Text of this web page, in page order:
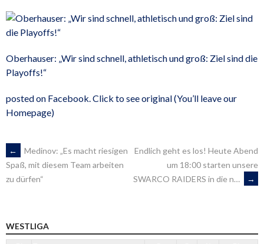
Oberhauser: „Wir sind schnell, athletisch und groß: Ziel sind die
Playoffs!“
posted on Facebook. Click to see original (You’ll leave our
Homepage)
ARTIKEL-
NAVIGATION
←
Medinov: „Es macht riesigen
Spaß, mit diesem Team arbeiten
zu dürfen“
Endlich geht es los! Heute Abend
um 18:00 starten unsere
SWARCO RAIDERS in die n…
→
WESTLIGA